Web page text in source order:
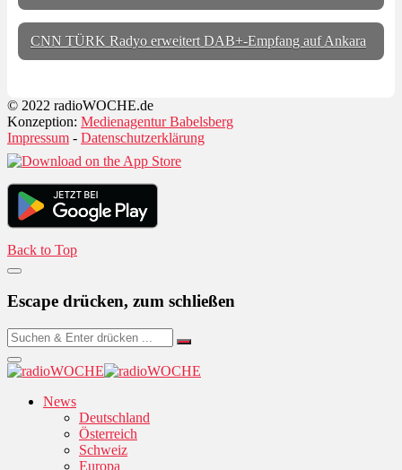
CNN TÜRK Radyo erweitert DAB+-Empfang auf Ankara
© 2022 radioWOCHE.de
Konzeption: Medienagentur Babelsberg
Impressum - Datenschutzerklärung
Back to Top
Escape drücken, zum schließen
News
Deutschland
Österreich
Schweiz
Europa